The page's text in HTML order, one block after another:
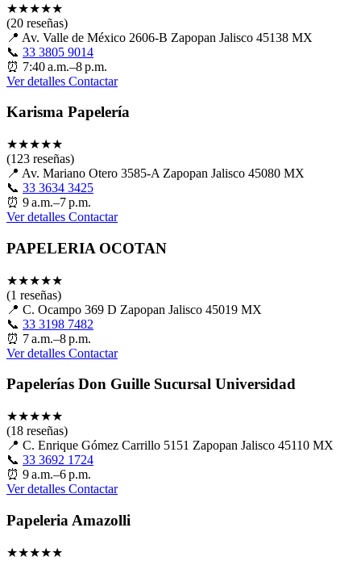
★★★★★
(20 reseñas)
📍 Av. Valle de México 2606-B Zapopan Jalisco 45138 MX
📞 33 3805 9014
⏰ 7:40 a.m.–8 p.m.
Ver detalles Contactar
Karisma Papelería
★★★★★
(123 reseñas)
📍 Av. Mariano Otero 3585-A Zapopan Jalisco 45080 MX
📞 33 3634 3425
⏰ 9 a.m.–7 p.m.
Ver detalles Contactar
PAPELERIA OCOTAN
★★★★★
(1 reseñas)
📍 C. Ocampo 369 D Zapopan Jalisco 45019 MX
📞 33 3198 7482
⏰ 7 a.m.–8 p.m.
Ver detalles Contactar
Papelerías Don Guille Sucursal Universidad
★★★★★
(18 reseñas)
📍 C. Enrique Gómez Carrillo 5151 Zapopan Jalisco 45110 MX
📞 33 3692 1724
⏰ 9 a.m.–6 p.m.
Ver detalles Contactar
Papeleria Amazolli
★★★★★